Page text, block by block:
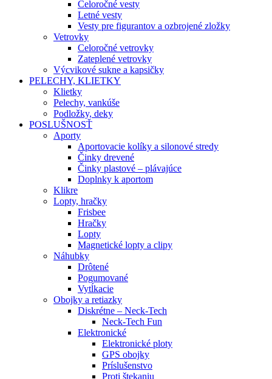
Celoročné vesty
Letné vesty
Vesty pre figurantov a ozbrojené zložky
Vetrovky
Celoročné vetrovky
Zateplené vetrovky
Výcvikové sukne a kapsičky
PELECHY, KLIETKY
Klietky
Pelechy, vankúše
Podložky, deky
POSLUŠNOSŤ
Aporty
Aportovacie kolíky a silonové stredy
Činky drevené
Činky plastové – plávajúce
Doplnky k aportom
Klikre
Lopty, hračky
Frisbee
Hračky
Lopty
Magnetické lopty a clipy
Náhubky
Drôtené
Pogumované
Vytĺkacie
Obojky a retiazky
Diskrétne – Neck-Tech
Neck-Tech Fun
Elektronické
Elektronické ploty
GPS obojky
Príslušenstvo
Proti štekaniu